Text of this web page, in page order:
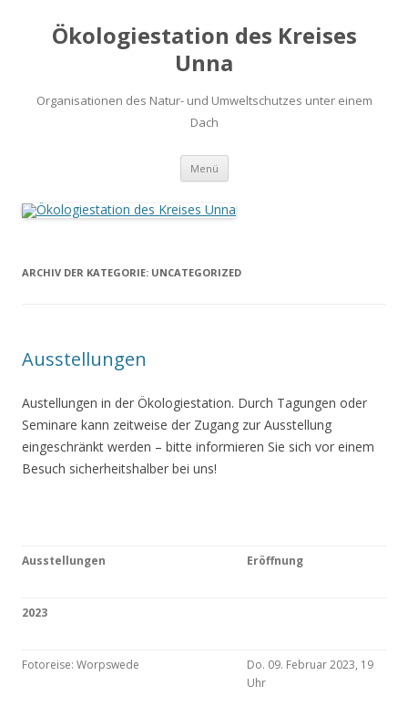
Ökologiestation des Kreises
Unna
Organisationen des Natur- und Umweltschutzes unter einem
Dach
Menü Zum
springen
ARCHIV DER KATEGORIE: UNCATEGORIZED
Ausstellungen
Austellungen in der Ökologiestation. Durch Tagungen oder
Seminare kann zeitweise der Zugang zur Ausstellung
eingeschränkt werden – bitte informieren Sie sich vor einem
Besuch sicherheitshalber bei uns!
Ausstellungen Eröffnung
2023
Fotoreise: Worpswede
Do. 09. Februar 2023, 19
Uhr